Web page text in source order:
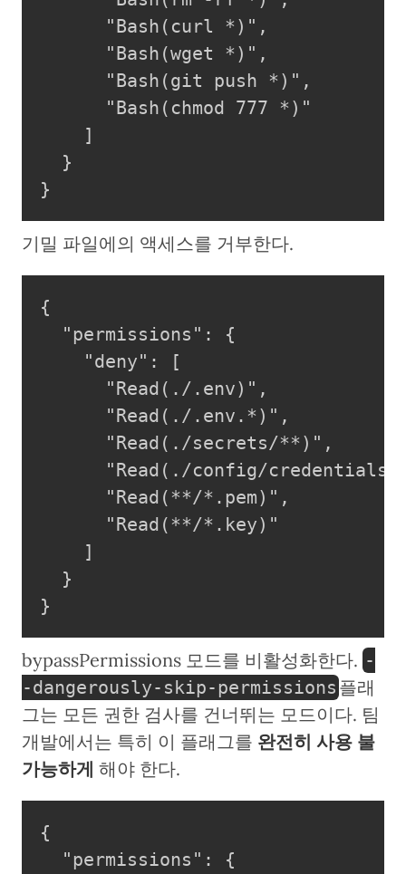
      "Bash(curl *)",
      "Bash(wget *)",
      "Bash(git push *)",
      "Bash(chmod 777 *)"
    ]
  }
기밀 파일에의 액세스를 거부한다.
{
  "permissions": {
    "deny": [
      "Read(./.env)",
      "Read(./.env.*)",
      "Read(./secrets/**)",
"Read(./config/
      "Read(**/*.pem)",
      "Read(**/*.key)"
    ]
  }
}
bypassPermissions 모드를 비활성화한다. -
-dangerously-skip-permissions 플래
그는 모든 권한 검사를 건너뛰는 모드이다. 팀
개발에서는 특히 이 플래그를 완전히 사용 불
가능하게 해야 한다.
{
  "permissions": {